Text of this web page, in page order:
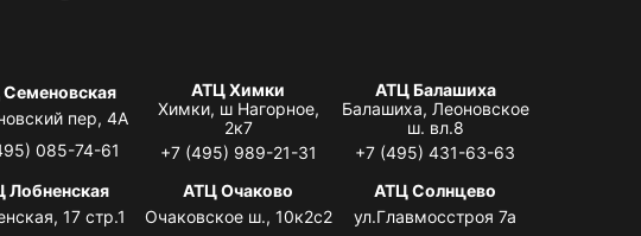
пер, 4А
085-74-61
АТЦ Химки
Химки, ш Нагорное,
2к7
+7 (495) 989-21-31
АТЦ Балашиха
Балашиха, Леоновское
ш. вл.8
+7 (495) 431-63-63
Лобненская
17 стр.1
АТЦ Очаково
Очаковское ш., 10к2с2
АТЦ Солнцево
ул.Главмосстроя 7а